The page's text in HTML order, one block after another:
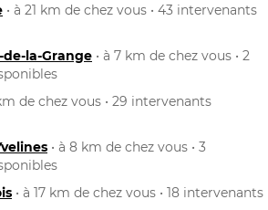
• à 21 km de chez vous • 43 intervenants
la-Grange • à 7 km de chez vous • 2
de chez vous • 29 intervenants
• à 8 km de chez vous • 3
• à 17 km de chez vous • 18 intervenants